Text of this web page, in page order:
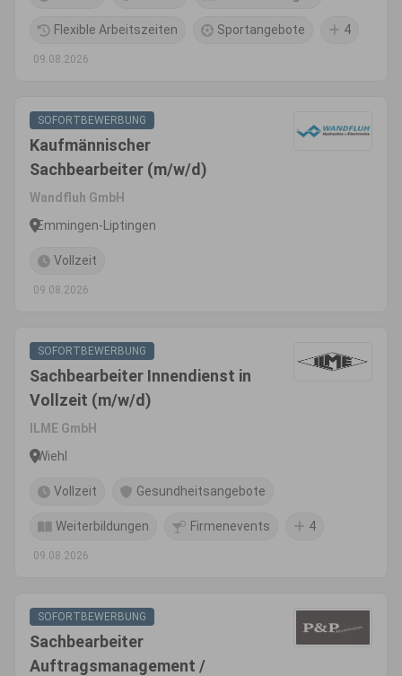
Flexible Arbeitszeiten Sportangebote 4
09.08.2026
SOFORTBEWERBUNG
Kaufmännischer
Sachbearbeiter (m/w/d)
Wandfluh GmbH
Emmingen-Liptingen
Vollzeit
09.08.2026
SOFORTBEWERBUNG
Sachbearbeiter Innendienst in
Vollzeit (m/w/d)
ILME GmbH
Wiehl
Vollzeit Gesundheitsangebote
Weiterbildungen Firmenevents 4
09.08.2026
SOFORTBEWERBUNG
Sachbearbeiter
Auftragsmanagement /